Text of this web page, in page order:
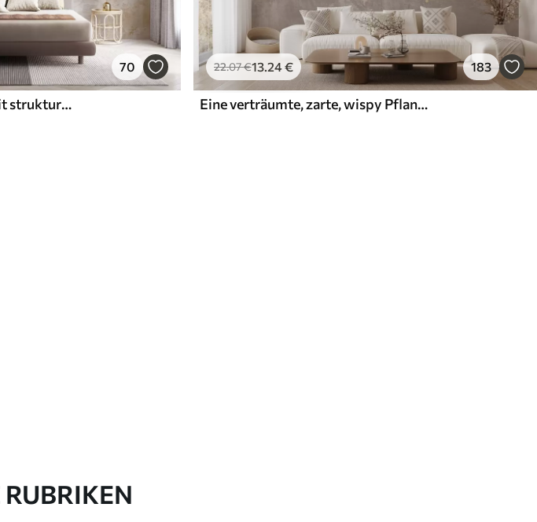
70
Vintage-Blumenkunst mit strukturierter Oberfläche, zarten Gartenblumen und Blattillustrationen im Zeichenstil, sanften Pastelltönen in Beige und Sepia
22.07€13.24€ 183
Eine verträumte, zarte, wispy Pflanzen, Ährchen und Blumen in braunen Pastellfarben vor einem dunstigen, strukturierten Hintergrund